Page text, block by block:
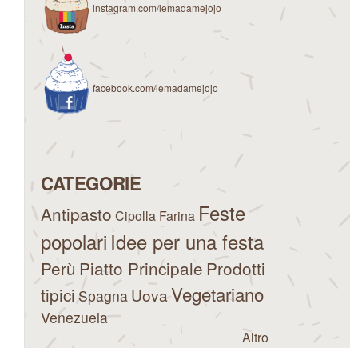
instagram.com/lemadamejojo
facebook.com/lemadamejojo
CATEGORIE
Antipasto Cipolla Farina Feste
popolari Idee per una festa
Perù Piatto Principale Prodotti
tipici Spagna UovaVegetariano
Venezuela
Altro